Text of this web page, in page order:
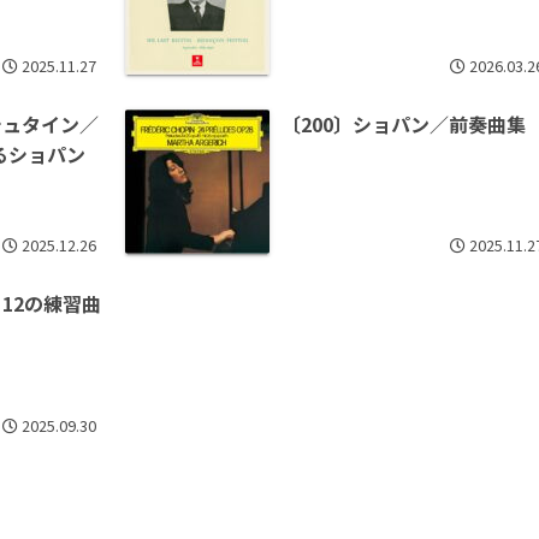
2025.11.27
タイン／
ショパン
2025.12.26
〔200〕ショパン／前奏曲集
の練習曲
2025.09.30